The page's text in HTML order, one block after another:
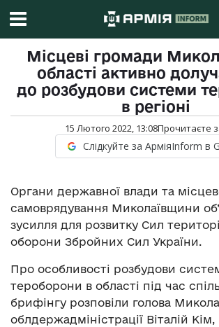
Місцеві громади
області активно
до розбудови системи
в регіоні
15 Лютого 2022, 13:08Прочитаєте
Слідкуйте за АрміяInform в
Органи державної влади та
самоврядування Миколаївщини
зусилля для розвитку Сил
оборони Збройних Сил України.
Про особливості розбудови
тероборони в області під час
брифінгу розповіли голова
облдержадміністрації Віталій Кім,